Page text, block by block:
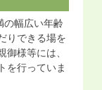
の幅広い年齢
りできる場を
様等には、
を行っていま